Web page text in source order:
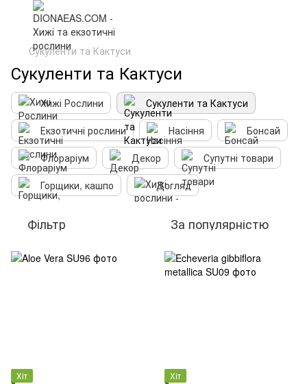
Сукуленти та Кактуси
Сукуленти та Кактуси
Хижі Рослини
Сукуленти та Кактуси
Екзотичні рослини
Насіння
Бонсай
Флораріум
Декор
Супутні товари
Горщики, кашпо
Догляд
Фільтр За популярністю
Хіт Хіт